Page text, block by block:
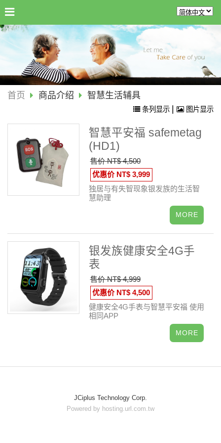
首页 商品介绍 智慧生活辅具
条列显示 | 图片显示
智慧平安福 safemetag
(HD1)
售价 NT$ 4,500
优惠价 NT$ 3,999
独居与有失智现象银发族的生活智
慧助理
银发族健康安全4G手
表
售价 NT$ 4,999
优惠价 NT$ 4,500
健康安全4G手表与智慧平安福 使用
相同APP
JCiplus Technology Corp.
Powered by hosting.url.com.tw